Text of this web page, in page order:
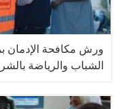
الشباب والرياضة